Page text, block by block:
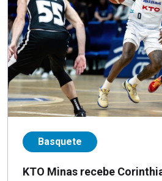
Basquete
KTO Minas recebe